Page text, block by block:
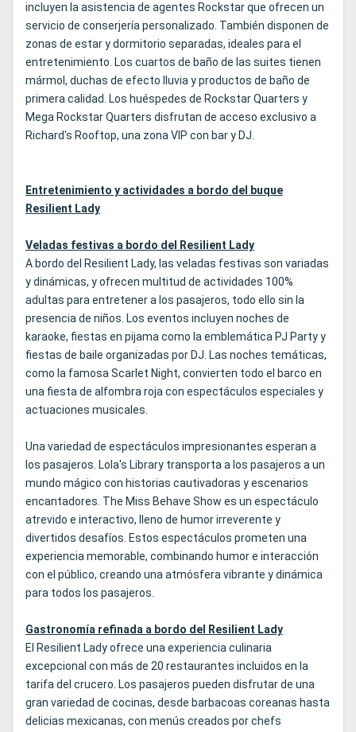
incluyen la asistencia de agentes Rockstar que ofrecen un
servicio de conserjería personalizado. También disponen de
zonas de estar y dormitorio separadas, ideales para el
entretenimiento. Los cuartos de baño de las suites tienen
mármol, duchas de efecto lluvia y productos de baño de
primera calidad. Los huéspedes de Rockstar Quarters y
Mega Rockstar Quarters disfrutan de acceso exclusivo a
Richard's Rooftop, una zona VIP con bar y DJ.
Entretenimiento y actividades a bordo del buque
Resilient Lady
Veladas festivas a bordo del Resilient Lady
A bordo del Resilient Lady, las veladas festivas son variadas
y dinámicas, y ofrecen multitud de actividades 100%
adultas para entretener a los pasajeros, todo ello sin la
presencia de niños. Los eventos incluyen noches de
karaoke, fiestas en pijama como la emblemática PJ Party y
fiestas de baile organizadas por DJ. Las noches temáticas,
como la famosa Scarlet Night, convierten todo el barco en
una fiesta de alfombra roja con espectáculos especiales y
actuaciones musicales.
Una variedad de espectáculos impresionantes esperan a
los pasajeros. Lola's Library transporta a los pasajeros a un
mundo mágico con historias cautivadoras y escenarios
encantadores. The Miss Behave Show es un espectáculo
atrevido e interactivo, lleno de humor irreverente y
divertidos desafíos. Estos espectáculos prometen una
experiencia memorable, combinando humor e interacción
con el público, creando una atmósfera vibrante y dinámica
para todos los pasajeros.
Gastronomía refinada a bordo del Resilient Lady
El Resilient Lady ofrece una experiencia culinaria
excepcional con más de 20 restaurantes incluidos en la
tarifa del crucero. Los pasajeros pueden disfrutar de una
gran variedad de cocinas, desde barbacoas coreanas hasta
delicias mexicanas, con menús creados por chefs